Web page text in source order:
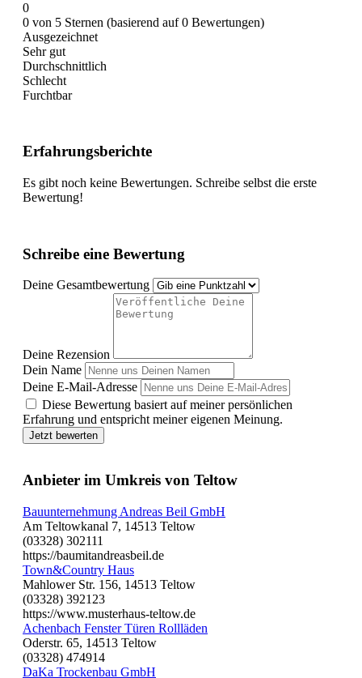
0
0 von 5 Sternen (basierend auf 0 Bewertungen)
Ausgezeichnet
Sehr gut
Durchschnittlich
Schlecht
Furchtbar
Erfahrungsberichte
Es gibt noch keine Bewertungen. Schreibe selbst die erste
Bewertung!
Schreibe eine Bewertung
Deine Gesamtbewertung
Deine Rezension
Dein Name
Deine E-Mail-Adresse
Diese Bewertung basiert auf meiner persönlichen
Erfahrung und entspricht meiner eigenen Meinung.
Jetzt bewerten
Anbieter im Umkreis von Teltow
Bauunternehmung Andreas Beil GmbH
Am Teltowkanal 7, 14513 Teltow
(03328) 302111
https://baumitandreasbeil.de
Town&Country Haus
Mahlower Str. 156, 14513 Teltow
(03328) 392123
https://www.musterhaus-teltow.de
Achenbach Fenster Türen Rollläden
Oderstr. 65, 14513 Teltow
(03328) 474914
DaKa Trockenbau GmbH